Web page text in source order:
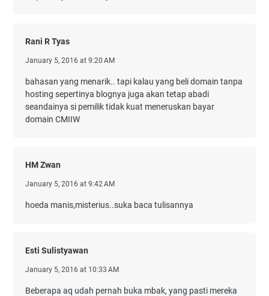
Rani R Tyas
January 5, 2016 at 9:20 AM
bahasan yang menarik.. tapi kalau yang beli domain tanpa
hosting sepertinya blognya juga akan tetap abadi
seandainya si pemilik tidak kuat meneruskan bayar
domain CMIIW
HM Zwan
January 5, 2016 at 9:42 AM
hoeda manis,misterius..suka baca tulisannya
Esti Sulistyawan
January 5, 2016 at 10:33 AM
Beberapa aq udah pernah buka mbak, yang pasti mereka